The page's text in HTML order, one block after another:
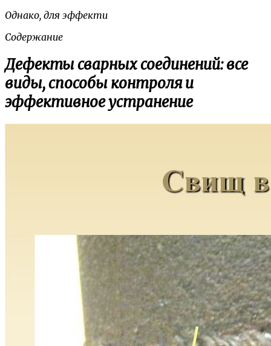
Однако, для эффекти
Содержание
Дефекты сварных соединений: все
виды, способы контроля и
эффективное устранение